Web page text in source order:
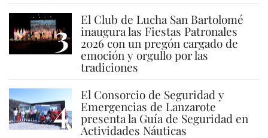
3 El Club de Lucha San Bartolomé
inaugura las Fiestas Patronales
2026 con un pregón cargado de
emoción y orgullo por las
tradiciones
4 El Consorcio de Seguridad y
Emergencias de Lanzarote
presenta la Guía de Seguridad en
Actividades Náuticas